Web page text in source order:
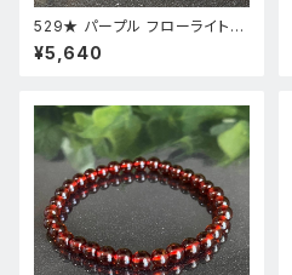
529★ パープル フローライト【
高品質 ・ 高透明度 】天然石 パ
ワーストーン ブレスレット 新品
¥5,640